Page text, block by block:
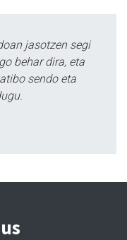
jasotzen segi
behar dira, eta
sendo eta